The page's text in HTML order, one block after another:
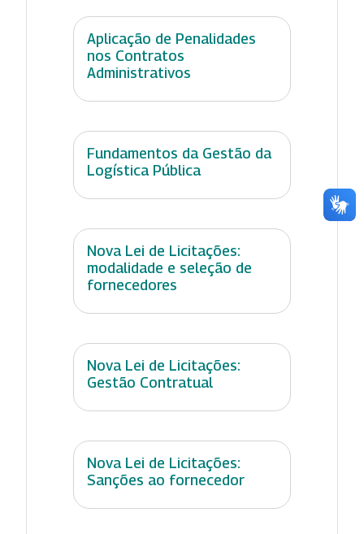
Aplicação de Penalidades
nos Contratos
Administrativos
Fundamentos da Gestão da
Logística Pública
Nova Lei de Licitações:
modalidade e seleção de
fornecedores
Nova Lei de Licitações:
Gestão Contratual
Nova Lei de Licitações:
Sanções ao fornecedor